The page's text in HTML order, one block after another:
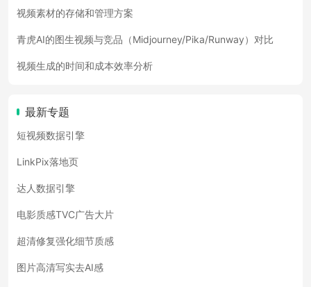
视频素材的存储和管理方案
青虎AI的图生视频与竞品（Midjourney/Pika/Runway）对比
视频生成的时间和成本效率分析
最新专题
短视频数据引擎
LinkPix落地页
达人数据引擎
电影质感TVC广告大片
超清修复强化细节质感
图片高清写实去AI感